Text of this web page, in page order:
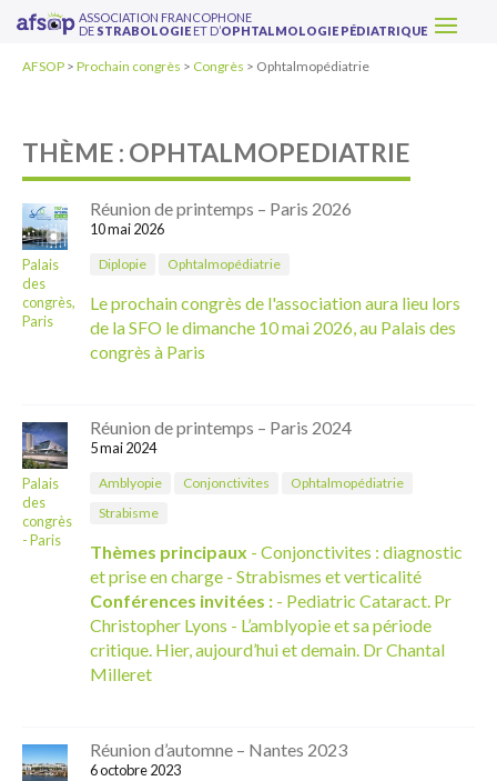
ASSOCIATION FRANCOPHONE
DE STRABOLOGIE ET D’OPHTALMOLOGIE PÉDIATRIQUE
AFSOP > Prochain congrès > Congrès > Ophtalmopédiatrie
THÈME : OPHTALMOPEDIATRIE
Palais
des
congrès,
Paris
Réunion de printemps – Paris 2026
10 mai 2026
Diplopie Ophtalmopédiatrie
Le prochain congrès de l'association aura lieu lors
de la SFO le dimanche 10 mai 2026, au Palais des
congrès à Paris
Palais
des
congrès
- Paris
Réunion de printemps – Paris 2024
5 mai 2024
Amblyopie Conjonctivites
Ophtalmopédiatrie
Strabisme
Thèmes principaux - Conjonctivites : diagnostic
et prise en charge - Strabismes et verticalité
Conférences invitées : - Pediatric Cataract. Pr
Christopher Lyons - L’amblyopie et sa période
critique. Hier, aujourd’hui et demain. Dr Chantal
Milleret
Réunion d’automne – Nantes 2023
6 octobre 2023